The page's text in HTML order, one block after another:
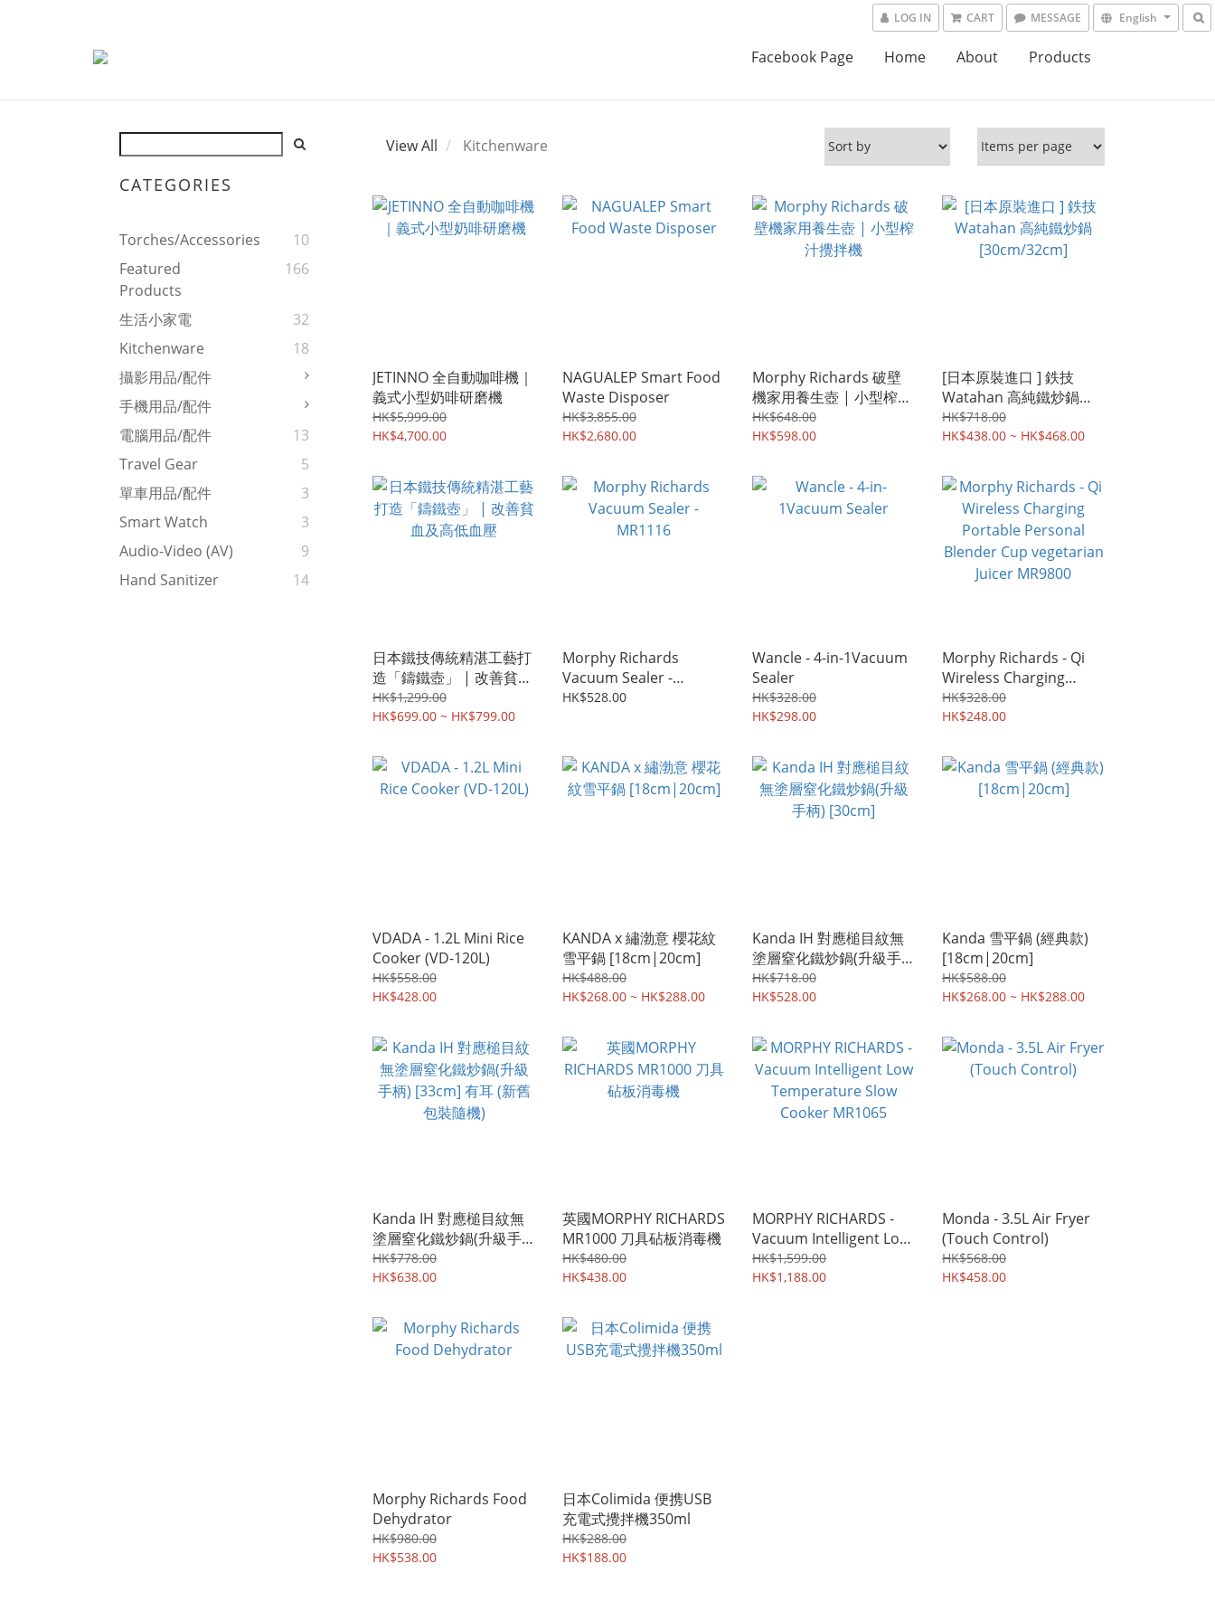
LOG IN CART MESSAGE English
Facebook Page Home About Products
CATEGORIES
Torches/Accessories
10
Featured
Products
166
生活小家電
32
Kitchenware
18
攝影用品/配件
手機用品/配件
電腦用品/配件
13
Travel Gear
5
單車用品/配件
3
Smart Watch
3
Audio-Video (AV)
9
Hand Sanitizer
14
View All Kitchenware
JETINNO 全自動咖啡機｜
義式小型奶啡研磨機
HK$5,999.00
HK$4,700.00
NAGUALEP Smart Food
Waste Disposer
HK$3,855.00
HK$2,680.00
Morphy Richards 破壁
機家用養生壺 | 小型榨汁
攪拌機
HK$648.00
HK$598.00
[日本原裝進口 ] 鉄技
Watahan 高純鐵炒鍋
[30cm/32cm]
HK$718.00
HK$438.00 ~ HK$468.00
日本鐵技傳統精湛工藝打
造「鑄鐵壺」 | 改善貧血
及高低血壓
HK$1,299.00
HK$699.00 ~ HK$799.00
Morphy Richards
Vacuum Sealer -
MR1116
HK$528.00
Wancle - 4-in-1Vacuum
Sealer
HK$328.00
HK$298.00
Morphy Richards - Qi
Wireless Charging
Portable Personal
Blender Cup vegetarian
HK$328.00
HK$248.00
VDADA - 1.2L Mini Rice
Cooker (VD-120L)
HK$558.00
HK$428.00
KANDA x 繡渤意 櫻花紋
雪平鍋 [18cm|20cm]
HK$488.00
HK$268.00 ~ HK$288.00
Kanda IH 對應槌目紋無
塗層窒化鐵炒鍋(升級手
柄) [30cm]
HK$718.00
HK$528.00
Kanda 雪平鍋 (經典款)
[18cm|20cm]
HK$588.00
HK$268.00 ~ HK$288.00
Kanda IH 對應槌目紋無
塗層窒化鐵炒鍋(升級手
柄) [33cm] 有耳 (新舊包
裝隨機)
HK$778.00
HK$638.00
英國MORPHY RICHARDS
MR1000 刀具砧板消毒機
HK$480.00
HK$438.00
MORPHY RICHARDS -
Vacuum Intelligent Low
Temperature Slow
Cooker MR1065
HK$1,599.00
HK$1,188.00
Monda - 3.5L Air Fryer
(Touch Control)
HK$568.00
HK$458.00
Morphy Richards Food
Dehydrator
HK$980.00
HK$538.00
日本Colimida 便携USB
充電式攪拌機350ml
HK$288.00
HK$188.00